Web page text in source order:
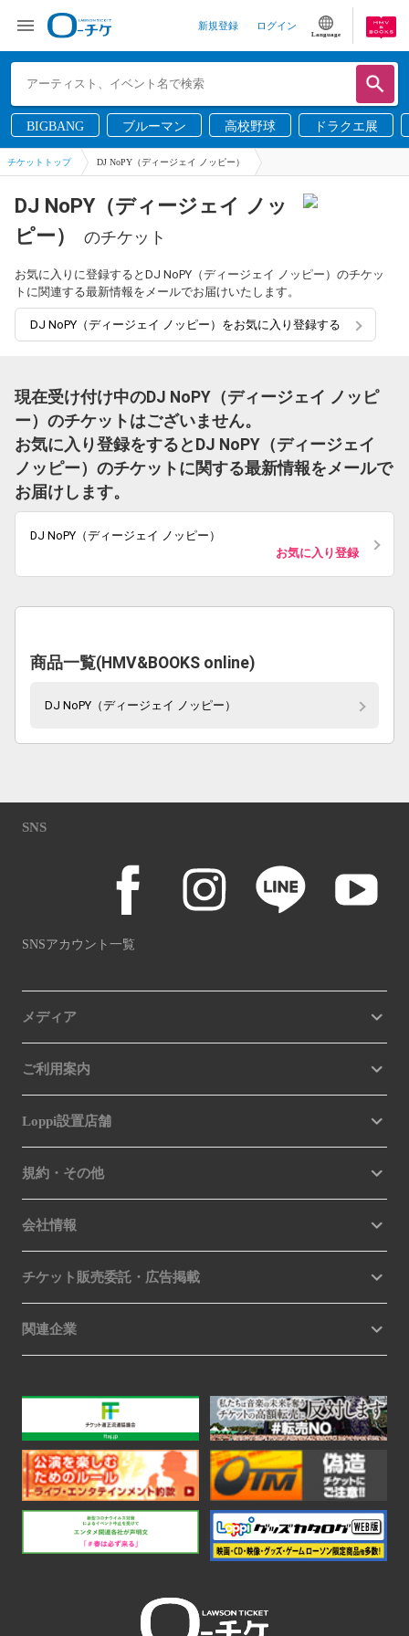
新規登録 ログイン
Language
BIGBANG ブルーマン 高校野球 ドラクエ展
チケットトップ DJ NoPY（ディージェイ ノッピー）
DJ NoPY（ディージェイ ノッ
ピー）
のチケット
お気に入りに登録するとDJ NoPY（ディージェイ ノッピー）のチケッ
トに関連する最新情報をメールでお届けいたします。
DJ NoPY（ディージェイ ノッピー）をお気に入り登録する
現在受け付け中のDJ NoPY（ディージェイ ノッピ
ー）のチケットはございません。
お気に入り登録をするとDJ NoPY（ディージェイ
ノッピー）のチケットに関する最新情報をメールで
お届けします。
DJ NoPY（ディージェイ ノッピー）
お気に入り登録
商品一覧(HMV&BOOKS online)
DJ NoPY（ディージェイ ノッピー）
SNS
SNSアカウント一覧
メディア
ご利用案内
Loppi設置店舗
規約・その他
会社情報
チケット販売委託・広告掲載
関連企業